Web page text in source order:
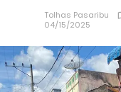
Tolhas Pasaribu
04/15/2025